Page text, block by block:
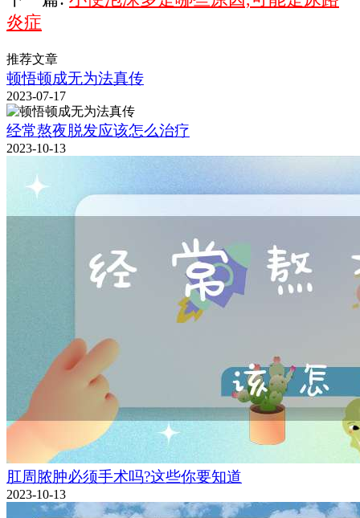
炎症
推荐文章
顿悟顿成无为法真传
2023-07-17
经常熬夜脱发应该怎么治疗
2023-10-13
肛周脓肿必须手术吗?这些你要知道
2023-10-13